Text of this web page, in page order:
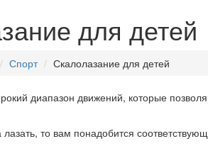
для детей
Спорт Скалолазание для детей
диапазон движений, которые
лазать, то вам понадобится